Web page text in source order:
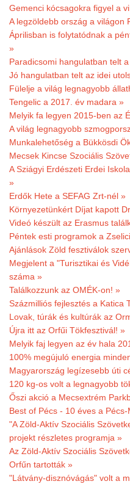
Gemenci kócsagokra figyel a
A legzöldebb ország a világon
Áprilisban is folytatódnak a
»
Paradicsomi hangulatban telt
Jó hangulatban telt az idei
Fülelje a világ legnagyobb
Tengelic a 2017. év madara »
Melyik fa legyen 2015-ben az
A világ legnagyobb
Munkalehetőség a Bükkösdi
Mecsek Kincse Szociális
A Sziágyi Erdészeti Erdei
»
Erdők Hete a SEFAG Zrt-nél »
Környezetünkért Díjat kapott
Videó készült az Erasmus
Péntek esti programok a
Ajánlások Zöld fesztiválok
Megjelent a "Turisztikai és
száma »
Találkozzunk az OMÉK-on! »
Százmilliós fejlesztés a Katica
Lovak, túrák és kultúrák az
Újra itt az Orfűi Tökfesztivál! »
Melyik faj legyen az év hala
100% megújuló energia
Magyarország legízesebb úti
120 kg-os volt a legnagyobb
Őszi akció a Mecsextrém
Best of Pécs - 10 éves a
"A Zöld-Aktív Szociális
projekt részletes programja »
Az Zöld-Aktív Szociális
Orfűn tartották »
"Látvány-disznóvágás" volt a